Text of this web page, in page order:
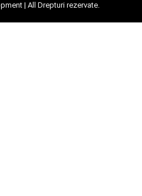
| All Drepturi rezervate.